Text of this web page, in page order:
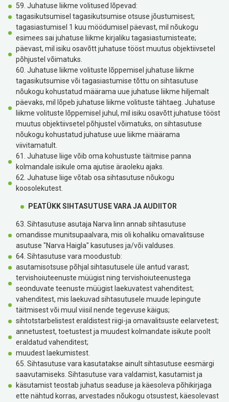
59. Juhatuse liikme volitused lõpevad:
tagasikutsumisel tagasikutsumise otsuse jõustumisest;
tagasiastumisel 1 kuu möödumisel päevast, mil nõukogu
esimees sai juhatuse liikme kirjaliku tagasiastumisteate;
päevast, mil isiku osavõtt juhatuse tööst muutus objektiivsetel
põhjustel võimatuks.
60. Juhatuse liikme volituste lõppemisel juhatuse liikme
tagasikutsumise või tagasiastumise tõttu on sihtasutuse
nõukogu kohustatud määrama uue juhatuse liikme hiljemalt
päevaks, mil lõpeb juhatuse liikme volituste tähtaeg. Juhatuse
liikme volituste lõppemisel juhul, mil isiku osavõtt juhatuse tööst
muutus objektiivsetel põhjustel võimatuks, on sihtasutuse
nõukogu kohustatud juhatuse uue liikme määrama
viivitamatult.
61. Juhatuse liige võib oma kohustuste täitmise panna
kolmandale isikule oma ajutise äraoleku ajaks.
62. Juhatuse liige võtab osa sihtasutuse nõukogu
koosolekutest.
PEATÜKK SIHTASUTUSE VARA JA AUDIITOR
63. Sihtasutuse asutaja Narva linn annab sihtasutuse
omandisse munitsupaalvara, mis oli kohaliku omavalitsuse
asutuse "Narva Haigla" kasutuses ja/või valduses.
64. Sihtasutuse vara moodustub:
asutamisotsuse põhjal sihtasutusele üle antud varast;
tervishoiuteenuste müügist ning tervishoiuteenustega
seonduvate teenuste müügist laekuvatest vahenditest;
vahenditest, mis laekuvad sihtasutusele muude lepingute
täitmisest või muul viisil nende tegevuse käigus;
sihtotstarbelistest eraldistest riigi-ja omavalitsuste eelarvetest;
annetustest, toetustest ja muudest kolmandate isikute poolt
eraldatud vahenditest;
muudest laekumistest.
65. Sihtasutuse vara kasutatakse ainult sihtasutuse eesmärgi
saavutamiseks. Sihtasutuse vara valdamist, kasutamist ja
käsutamist teostab juhatus seaduse ja käesoleva põhikirjaga
ette nähtud korras, arvestades nõukogu otsustest, käesolevast